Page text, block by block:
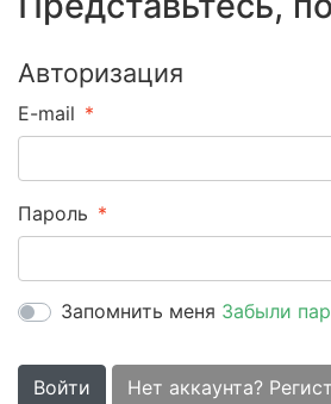
Авторизация
E-mail
Пароль
Запомнить меня Забыли
Войти Нет аккаунта?